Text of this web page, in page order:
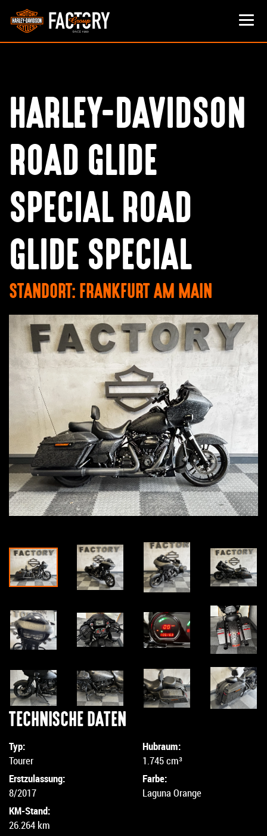
HARLEY-DAVIDSON
ROAD GLIDE
SPECIAL ROAD
GLIDE SPECIAL
STANDORT: FRANKFURT AM MAIN
TECHNISCHE DATEN
Typ:
Tourer
Erstzulassung:
8/2017
KM-Stand:
26.264 km
Hubraum:
1.745 cm³
Farbe:
Laguna Orange